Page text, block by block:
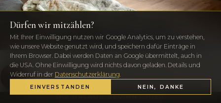
ALLE BILDER & 3D-RUNDGANG
IHR URLAUB BEGINNT HIER
Dürfen wir mitzählen?
Mit Ihrer Einwilligung nutzen wir Google Analytics, um zu verstehen,
wie unsere Website genutzt wird, und speichern dafür Einträge in
Ihrem Browser. Dabei werden Daten an Google übermittelt, auch in
die USA. Ohne Einwilligung wird nichts davon geladen. Details und
Widerruf in der Datenschutzerklärung
EINVERSTANDEN NEIN, DANKE